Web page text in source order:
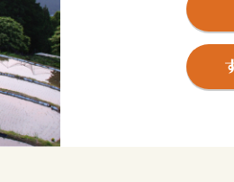
活かした持続可能
なべ・田辺の梅シ
を癒す温泉、海の
にぜひお越しくださ